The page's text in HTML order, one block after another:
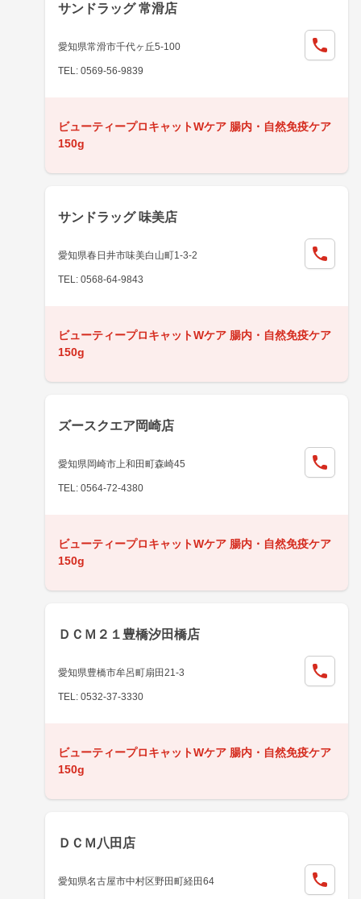
サンドラッグ 常滑店
愛知県常滑市千代ヶ丘5-100
TEL: 0569-56-9839
ビューティープロキャットWケア 腸内・自然免疫ケア
150g
サンドラッグ 味美店
愛知県春日井市味美白山町1-3-2
TEL: 0568-64-9843
ビューティープロキャットWケア 腸内・自然免疫ケア
150g
ズースクエア岡崎店
愛知県岡崎市上和田町森崎45
TEL: 0564-72-4380
ビューティープロキャットWケア 腸内・自然免疫ケア
150g
ＤＣＭ２１豊橋汐田橋店
愛知県豊橋市牟呂町扇田21-3
TEL: 0532-37-3330
ビューティープロキャットWケア 腸内・自然免疫ケア
150g
ＤＣＭ八田店
愛知県名古屋市中村区野田町経田64